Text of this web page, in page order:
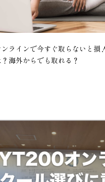
ラインで今すぐ取らないと損
海外からでも取れる？